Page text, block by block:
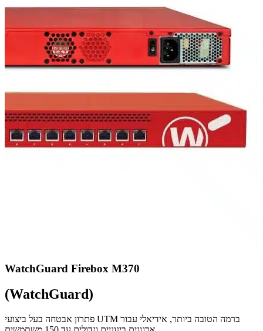
WatchGuard Firebox M370
(WatchGuard)
פתרון אבטחה בעל ביצועי UTM ברמה הטובה ביותר, אידיאלי עבור